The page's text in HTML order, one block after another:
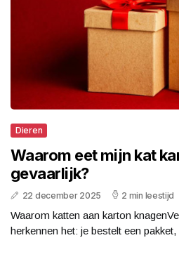
Dieren
Waarom eet mijn kat
gevaarlijk?
22 december 2025 2 min leestijd
Waarom katten aan karton
herkennen het: je bestelt een